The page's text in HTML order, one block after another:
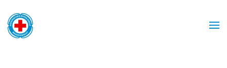
Zum Hauptinhalt springen